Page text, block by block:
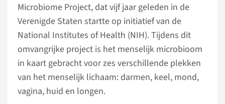
Microbiome Project, dat vijf jaar geleden in de
Verenigde Staten startte op initiatief van de
National Institutes of Health (NIH). Tijdens dit
omvangrijke project is het menselijk microbioom
in kaart gebracht voor zes verschillende plekken
van het menselijk lichaam: darmen, keel, mond,
vagina, huid en longen.